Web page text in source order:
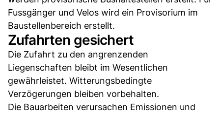
Fussgänger und Velos wird ein Provisorium im
Baustellenbereich erstellt.
Zufahrten gesichert
Die Zufahrt zu den angrenzenden
Liegenschaften bleibt im Wesentlichen
gewährleistet. Witterungsbedingte
Verzögerungen bleiben vorbehalten.
Die Bauarbeiten verursachen Emissionen und